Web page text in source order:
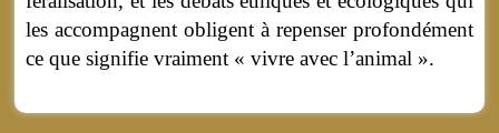
les accompagnent obligent à repenser profondément
ce que signifie vraiment « vivre avec l’animal ».